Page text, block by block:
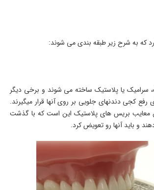
که به شرح زیر طبقه بندی می شوند:
سرامیک یا پلاستیک ساخته می شوند و برخی دیگر
کجی دندنهای جلویی بر روی آنها قرار میگیرند.
معایب بریس های پلاستیک این است که با گذشت
و باید آنها رو تعویض کرد.